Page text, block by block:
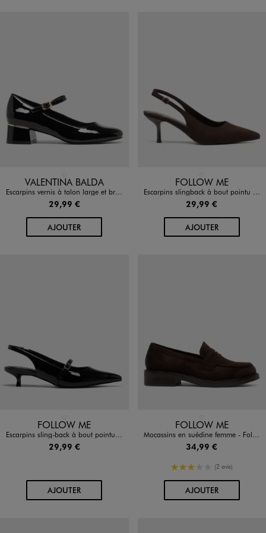
Disponible en 1 coloris
VALENTINA BALDA
Escarpins vernis à talon large et bride femme - Valentina Baldano
29,99 €
AJOUTERAU PANIER
Disponible en 1 coloris
FOLLOW ME
Escarpins slingback à bout pointu et kitten heels femme - Follow Me
29,99 €
AJOUTERAU PANIER
Disponible en 1 coloris
FOLLOW ME
Escarpins sling-back à bout pointu et bride cou-de-pied vernis femme - Follow Me
29,99 €
AJOUTERAU PANIER
Disponible en 1 coloris
FOLLOW ME
Mocassins en suédine femme - Follow Me
34,99 €
3/5 de moyenne
(2 avis)
AJOUTERAU PANIER